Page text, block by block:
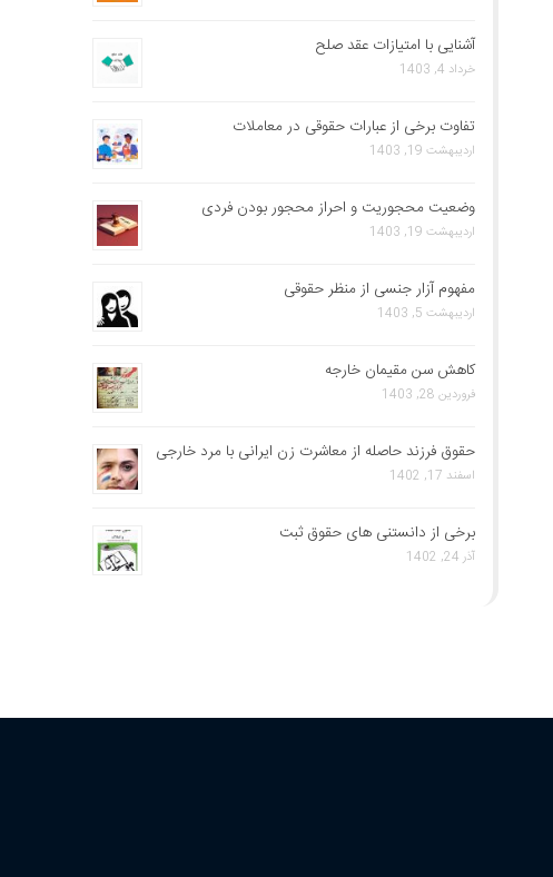
آشنایی با امتیازات عقد صلح
خرداد 4, 1403
تفاوت برخی از عبارات حقوقی در معاملات
اردیبهشت 19, 1403
وضعیت محجوریت و احراز محجور بودن فردی
اردیبهشت 19, 1403
مفهوم آزار جنسی از منظر حقوقی
اردیبهشت 5, 1403
کاهش سن مقیمان خارجه
فروردین 28, 1403
حقوق فرزند حاصله از معاشرت زن ایرانی با مرد خارجی
اسفند 17, 1402
برخی از دانستنی های حقوق ثبت
آذر 24, 1402